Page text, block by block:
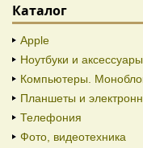
Каталог
Apple
Ноутбуки и аксессуары
Компьютеры.
Планшеты и
Телефония
Фото, видеотехника